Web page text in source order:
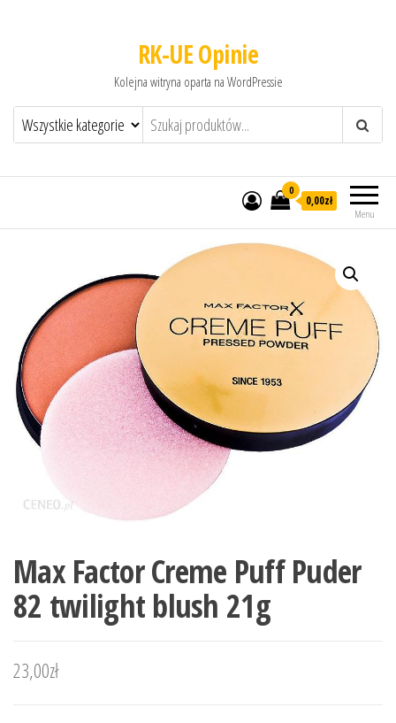
RK-UE Opinie
Kolejna witryna oparta na WordPressie
Menu
0
0,00zł
Max Factor Creme Puff Puder
82 twilight blush 21g
23,00zł